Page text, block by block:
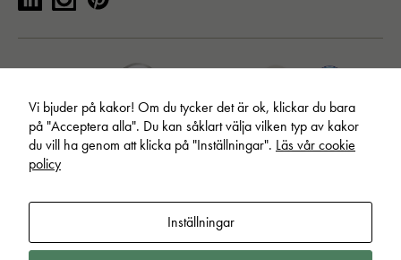
© Ifö Electric AB. Allt material publicerat på webbplatsen är skyddat
enligt internationell upphovsrättslagstiftning.
dina personuppgifter.Ändra inställningar för cookies.
Vi bjuder på kakor! Om du tycker det är ok, klickar du bara
på "Acceptera alla". Du kan såklart välja vilken typ av kakor
du vill ha genom att klicka på "Inställningar". Läs vår cookie
policy
InställningarNödvändiga
Dessa kakor går inte att välja bort.